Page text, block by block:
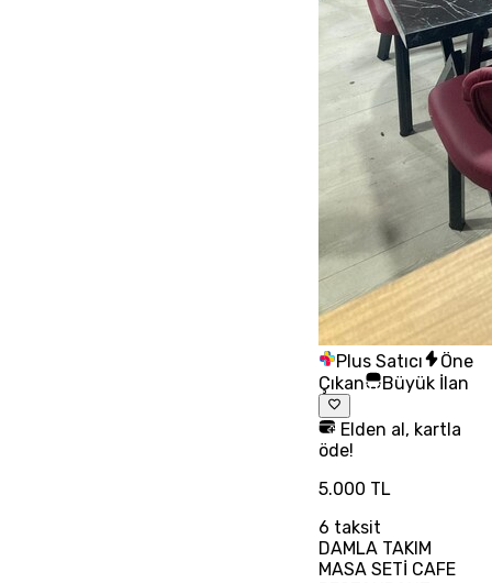
Plus Satıcı
Öne
Çıkan
Büyük İlan
Elden al, kartla
öde!
5.000 TL
6 taksit
DAMLA TAKIM
MASA SETİ CAFE